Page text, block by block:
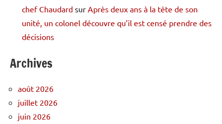
chef Chaudard sur Après deux ans à la tête de son
unité, un colonel découvre qu’il est censé prendre des
décisions
Archives
août 2026
juillet 2026
juin 2026